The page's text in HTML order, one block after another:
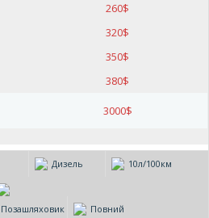
260$
320$
350$
380$
3000$
Дизель 10л/100км
Позашляховик Повний